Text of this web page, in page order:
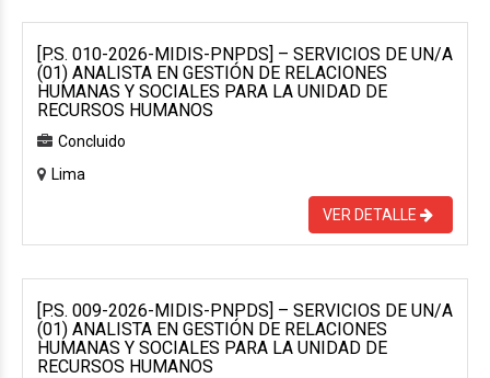
[P.S. 010-2026-MIDIS-PNPDS] – SERVICIOS DE UN/A
(01) ANALISTA EN GESTIÓN DE RELACIONES
HUMANAS Y SOCIALES PARA LA UNIDAD DE
RECURSOS HUMANOS
Concluido
Lima
VER DETALLE
[P.S. 009-2026-MIDIS-PNPDS] – SERVICIOS DE UN/A
(01) ANALISTA EN GESTIÓN DE RELACIONES
HUMANAS Y SOCIALES PARA LA UNIDAD DE
RECURSOS HUMANOS